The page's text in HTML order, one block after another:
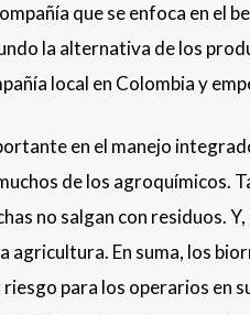
que se enfoca en el
la alternativa de los
local en Colombia y
en el manejo
de los agroquímicos.
no salgan con residuos.
agricultura. En suma, los
para los operarios en